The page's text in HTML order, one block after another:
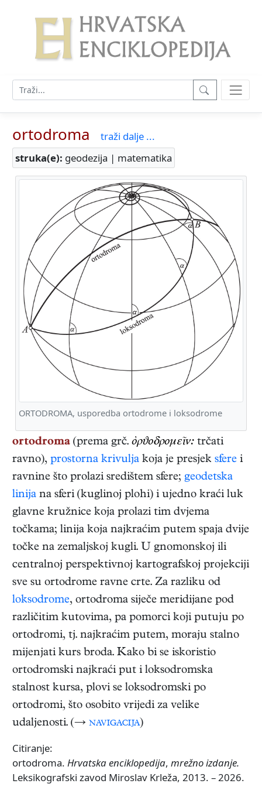
ortodroma
traži dalje ...
struka(e): geodezija | matematika
ORTODROMA, usporedba ortodrome i loksodrome
ortodroma (prema grč. ὀρϑοδρομεῖν: trčati
ravno), prostorna krivulja koja je presjek sfere i
ravnine što prolazi središtem sfere; geodetska
linija na sferi (kuglinoj plohi) i ujedno kraći luk
glavne kružnice koja prolazi tim dvjema
točkama; linija koja najkraćim putem spaja dvije
točke na zemaljskoj kugli. U gnomonskoj ili
centralnoj perspektivnoj kartografskoj projekciji
sve su ortodrome ravne crte. Za razliku od
loksodrome, ortodroma siječe meridijane pod
različitim kutovima, pa pomorci koji putuju po
ortodromi, tj. najkraćim putem, moraju stalno
mijenjati kurs broda. Kako bi se iskoristio
ortodromski najkraći put i loksodromska
stalnost kursa, plovi se loksodromski po
ortodromi, što osobito vrijedi za velike
udaljenosti. (→ navigacija)
Citiranje:
ortodroma. Hrvatska enciklopedija, mrežno izdanje.
Leksikografski zavod Miroslav Krleža, 2013. – 2026.